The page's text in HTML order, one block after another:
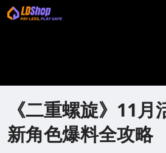
《二重螺旋》11月
新角色爆料全攻略